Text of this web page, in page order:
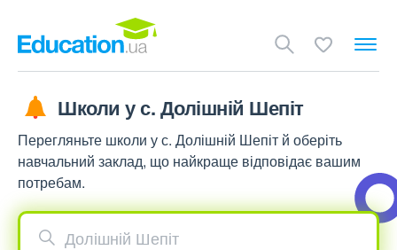
Школи у с. Долішній Шепіт
Перегляньте школи у с. Долішній Шепіт й оберіть
навчальний заклад, що найкраще відповідає вашим
потребам.
Долішній Шепіт